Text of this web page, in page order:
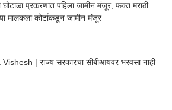
घोटाळा प्रकरणात पहिला जामीन मंजूर, फक्त मराठी
मालकला कोर्टाकडून जामीन मंजूर
| राज्य सरकारचा सीबीआयवर भरवसा नाही